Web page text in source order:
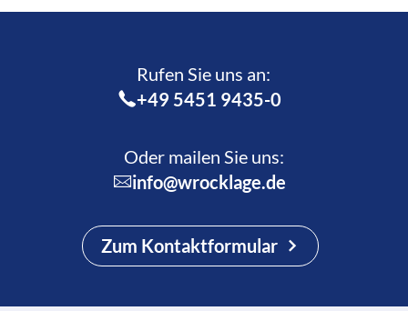
Rufen Sie uns an:­
+49 5451 9435-0
Oder mailen Sie uns:
info@wrocklage.de
Zum Kontaktformular